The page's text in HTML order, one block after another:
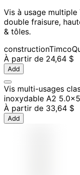
Vis à usage
double fraisure,
& tôles.
constructionTimco
À partir de 24,64 $
Add
Vis multi-usages
inoxydable A2
À partir de 33,64 $
Add